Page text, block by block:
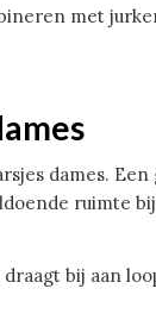
met
dames.
ruimte
bij aan